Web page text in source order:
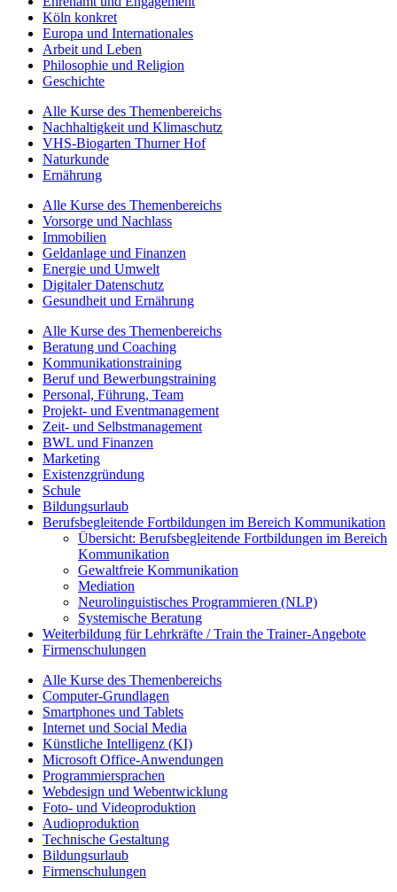
Köln konkret
Europa und Internationales
Arbeit und Leben
Philosophie und Religion
Geschichte
Alle Kurse des Themenbereichs
Nachhaltigkeit und Klimaschutz
VHS-Biogarten Thurner Hof
Naturkunde
Ernährung
Alle Kurse des Themenbereichs
Vorsorge und Nachlass
Immobilien
Geldanlage und Finanzen
Energie und Umwelt
Digitaler Datenschutz
Gesundheit und Ernährung
Alle Kurse des Themenbereichs
Beratung und Coaching
Kommunikationstraining
Beruf und Bewerbungstraining
Personal, Führung, Team
Projekt- und Eventmanagement
Zeit- und Selbstmanagement
BWL und Finanzen
Marketing
Existenzgründung
Schule
Bildungsurlaub
Berufsbegleitende Fortbildungen im Bereich Kommunikation
Übersicht: Berufsbegleitende Fortbildungen im Bereich
Kommunikation
Gewaltfreie Kommunikation
Mediation
Neurolinguistisches Programmieren (NLP)
Systemische Beratung
Weiterbildung für Lehrkräfte / Train the Trainer-Angebote
Firmenschulungen
Alle Kurse des Themenbereichs
Computer-Grundlagen
Smartphones und Tablets
Internet und Social Media
Künstliche Intelligenz (KI)
Microsoft Office-Anwendungen
Programmiersprachen
Webdesign und Webentwicklung
Foto- und Videoproduktion
Audioproduktion
Technische Gestaltung
Bildungsurlaub
Firmenschulungen